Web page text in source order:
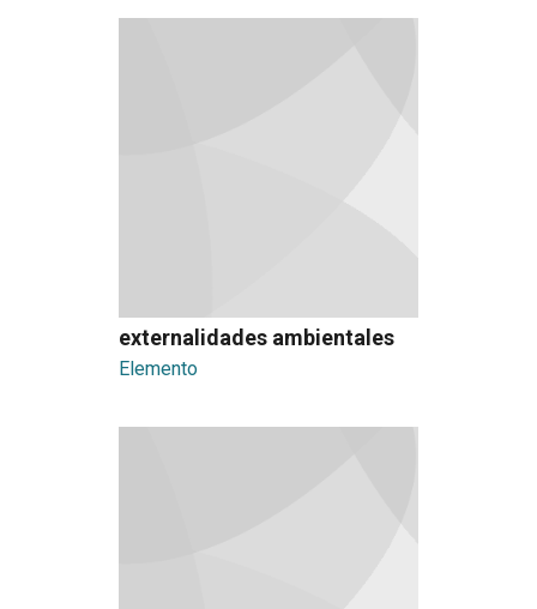
externalidades ambientales
Elemento